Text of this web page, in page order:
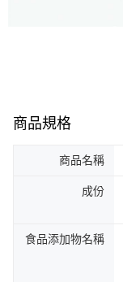
商品規格
商品名稱
成份
食品添加物名稱